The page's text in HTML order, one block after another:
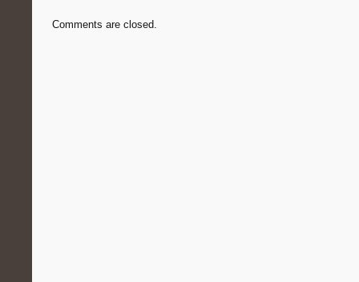
Comments are closed.